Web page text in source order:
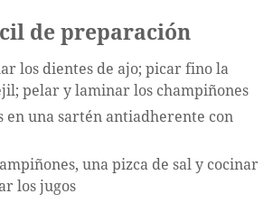
de preparación
los dientes de ajo; picar fino la
pelar y laminar los champiñones
en una sartén antiadherente con
una pizca de sal y cocinar
los jugos